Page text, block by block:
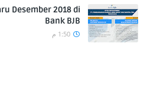
Desember 2018 di
Bank BJB
1:50 م